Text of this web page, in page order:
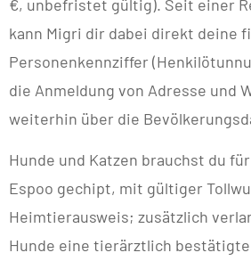
€, unbefristet gültig). Seit einer
kann Migri dir dabei direkt deine
Personenkennziffer
die Anmeldung von Adresse und
weiterhin über die
Hunde und Katzen brauchst du
Espoo gechipt, mit gültiger
Heimtierausweis; zusätzlich
Hunde eine tierärztlich bestätigte